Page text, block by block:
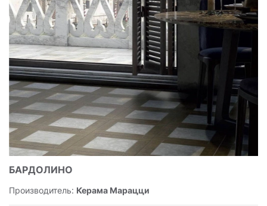
БАРДОЛИНО
Производитель: Керама Марацци